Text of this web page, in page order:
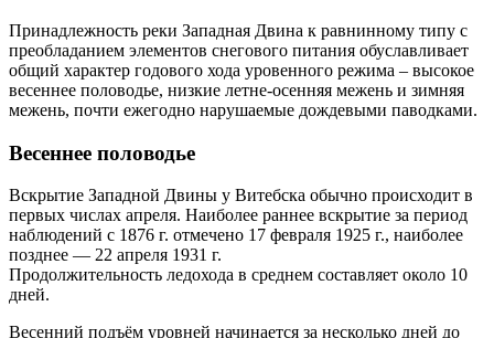
Принадлежность реки Западная Двина к равнинному типу с
преобладанием элементов снегового питания обуславливает
общий характер годового хода уровенного режима – высокое
весеннее половодье, низкие летне-осенняя межень и зимняя
межень, почти ежегодно нарушаемые дождевыми паводками.
Весеннее половодье
Вскрытие Западной Двины у Витебска обычно происходит в
первых числах апреля. Наиболее раннее вскрытие за период
наблюдений с 1876 г. отмечено 17 февраля 1925 г., наиболее
позднее — 22 апреля 1931 г.
Продолжительность ледохода в среднем составляет около 10
дней.
Весенний подъём уровней начинается за несколько дней до